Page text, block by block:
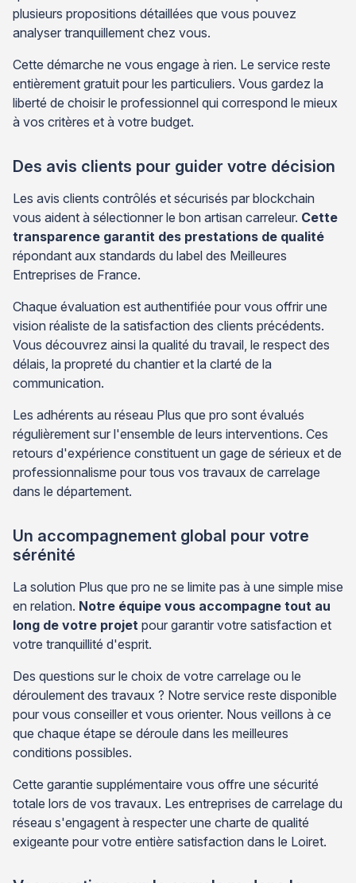
plusieurs propositions détaillées que vous pouvez
analyser tranquillement chez vous.
Cette démarche ne vous engage à rien. Le service reste
entièrement gratuit pour les particuliers. Vous gardez la
liberté de choisir le professionnel qui correspond le mieux
à vos critères et à votre budget.
Des avis clients pour guider votre décision
Les avis clients contrôlés et sécurisés par blockchain
vous aident à sélectionner le bon artisan carreleur. Cette
transparence garantit des prestations de qualité
répondant aux standards du label des Meilleures
Entreprises de France.
Chaque évaluation est authentifiée pour vous offrir une
vision réaliste de la satisfaction des clients précédents.
Vous découvrez ainsi la qualité du travail, le respect des
délais, la propreté du chantier et la clarté de la
communication.
Les adhérents au réseau Plus que pro sont évalués
régulièrement sur l'ensemble de leurs interventions. Ces
retours d'expérience constituent un gage de sérieux et de
professionnalisme pour tous vos travaux de carrelage
dans le département.
Un accompagnement global pour votre
sérénité
La solution Plus que pro ne se limite pas à une simple mise
en relation. Notre équipe vous accompagne tout au
long de votre projet pour garantir votre satisfaction et
votre tranquillité d'esprit.
Des questions sur le choix de votre carrelage ou le
déroulement des travaux ? Notre service reste disponible
pour vous conseiller et vous orienter. Nous veillons à ce
que chaque étape se déroule dans les meilleures
conditions possibles.
Cette garantie supplémentaire vous offre une sécurité
totale lors de vos travaux. Les entreprises de carrelage du
réseau s'engagent à respecter une charte de qualité
exigeante pour votre entière satisfaction dans le Loiret.